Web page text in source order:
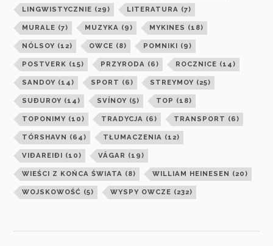
LINGWISTYCZNIE (29) LITERATURA (7)
MURALE (7) MUZYKA (9) MYKINES (18)
NÓLSOY (12) OWCE (8) POMNIKI (9)
POSTVERK (15) PRZYRODA (6) ROCZNICE (14)
SANDOY (14) SPORT (6) STREYMOY (25)
SUÐUROY (14) SVÍNOY (5) TOP (18)
TOPONIMY (10) TRADYCJA (6) TRANSPORT (6)
TÓRSHAVN (64) TŁUMACZENIA (12)
VIÐAREIÐI (10) VÁGAR (19)
WIEŚCI Z KOŃCA ŚWIATA (8) WILLIAM HEINESEN (20)
WOJSKOWOŚĆ (5) WYSPY OWCZE (232)